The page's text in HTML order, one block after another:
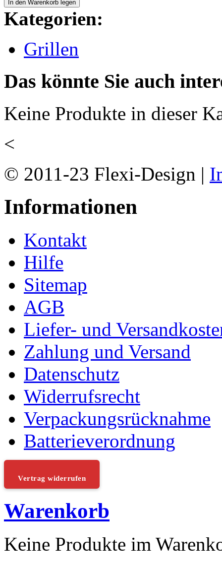
Kategorien:
Grillen
Das könnte Sie auch
Keine Produkte in dieser
<
© 2011-23 Flexi-Design |
Informationen
Kontakt
Hilfe
Sitemap
AGB
Liefer- und
Zahlung und Versand
Datenschutz
Widerrufsrecht
Verpackungsrücknahme
Batterieverordnung
Vertrag widerrufen
Warenkorb
Keine Produkte im